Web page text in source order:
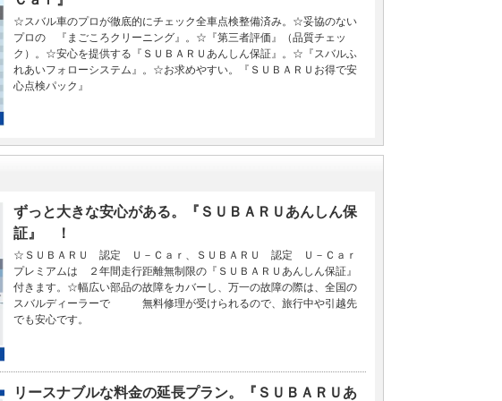
☆スバル車のプロが徹底的にチェック全車点検整備済み。☆妥協のない
プロの 『まごころクリーニング』。☆『第三者評価』（品質チェッ
ク）。☆安心を提供する『ＳＵＢＡＲＵあんしん保証』。☆『スバルふ
れあいフォローシステム』。☆お求めやすい。『ＳＵＢＡＲＵお得で安
心点検パック』
ずっと大きな安心がある。『ＳＵＢＡＲＵあんしん保
証』 ！
☆ＳＵＢＡＲＵ 認定 Ｕ－Ｃａｒ、ＳＵＢＡＲＵ 認定 Ｕ－Ｃａｒ
プレミアムは ２年間走行距離無制限の『ＳＵＢＡＲＵあんしん保証』
付きます。☆幅広い部品の故障をカバーし、万一の故障の際は、全国の
スバルディーラーで 無料修理が受けられるので、旅行中や引越先
でも安心です。
リースナブルな料金の延長プラン。『ＳＵＢＡＲＵあ